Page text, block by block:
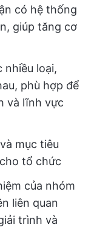
có hệ thống
giúp tăng cơ
nhiều loại,
phù hợp để
và lĩnh vực
và mục tiêu
tổ chức
của nhóm
liên quan
trình và